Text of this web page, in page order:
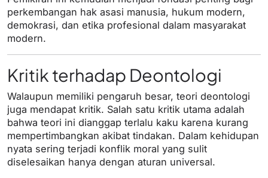
perkembangan hak asasi manusia, hukum modern,
demokrasi, dan etika profesional dalam masyarakat
modern.
Kritik terhadap Deontologi
Walaupun memiliki pengaruh besar, teori deontologi
juga mendapat kritik. Salah satu kritik utama adalah
bahwa teori ini dianggap terlalu kaku karena kurang
mempertimbangkan akibat tindakan. Dalam kehidupan
nyata sering terjadi konflik moral yang sulit
diselesaikan hanya dengan aturan universal.